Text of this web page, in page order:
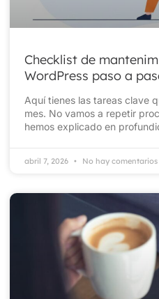
Checklist de
WordPress paso a
Aquí tienes las tareas clave
mes. No vamos a repetir
hemos explicado en
abril 7, 2026 No hay comentarios